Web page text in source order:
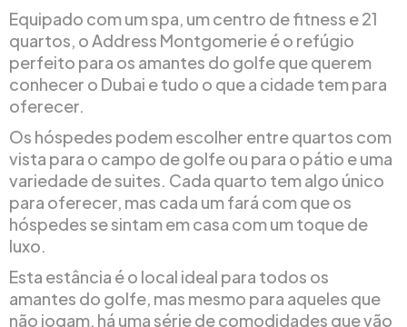
Equipado com um spa, um centro de fitness e 21
quartos, o Address Montgomerie é o refúgio
perfeito para os amantes do golfe que querem
conhecer o Dubai e tudo o que a cidade tem para
oferecer.
Os hóspedes podem escolher entre quartos com
vista para o campo de golfe ou para o pátio e uma
variedade de suites. Cada quarto tem algo único
para oferecer, mas cada um fará com que os
hóspedes se sintam em casa com um toque de
luxo.
Esta estância é o local ideal para todos os
amantes do golfe, mas mesmo para aqueles que
não jogam, há uma série de comodidades que vão